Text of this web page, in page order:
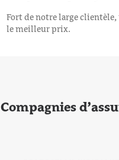
Fort de notre large
le meilleur prix.
Compagnies